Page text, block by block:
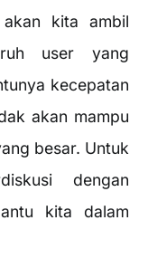
kita ambil
user yang
kecepatan
akan mampu
besar. Untuk
dengan
kita dalam